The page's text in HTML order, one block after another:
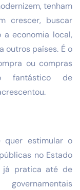
tenham
crescer, buscar
a economia local,
outros países. É o
ou compras
fantástico de
quer estimular o
no Estado
já pratica até de